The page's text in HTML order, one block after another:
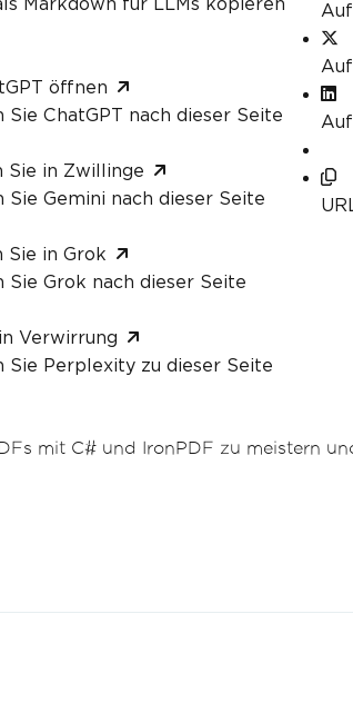
öffnen
Sie ChatGPT nach dieser Seite
Sie in Zwillinge
Sie Gemini nach dieser Seite
Sie in Grok
Sie Grok nach dieser Seite
Verwirrung
Sie Perplexity zu dieser Seite
mit C# und IronPDF zu meistern